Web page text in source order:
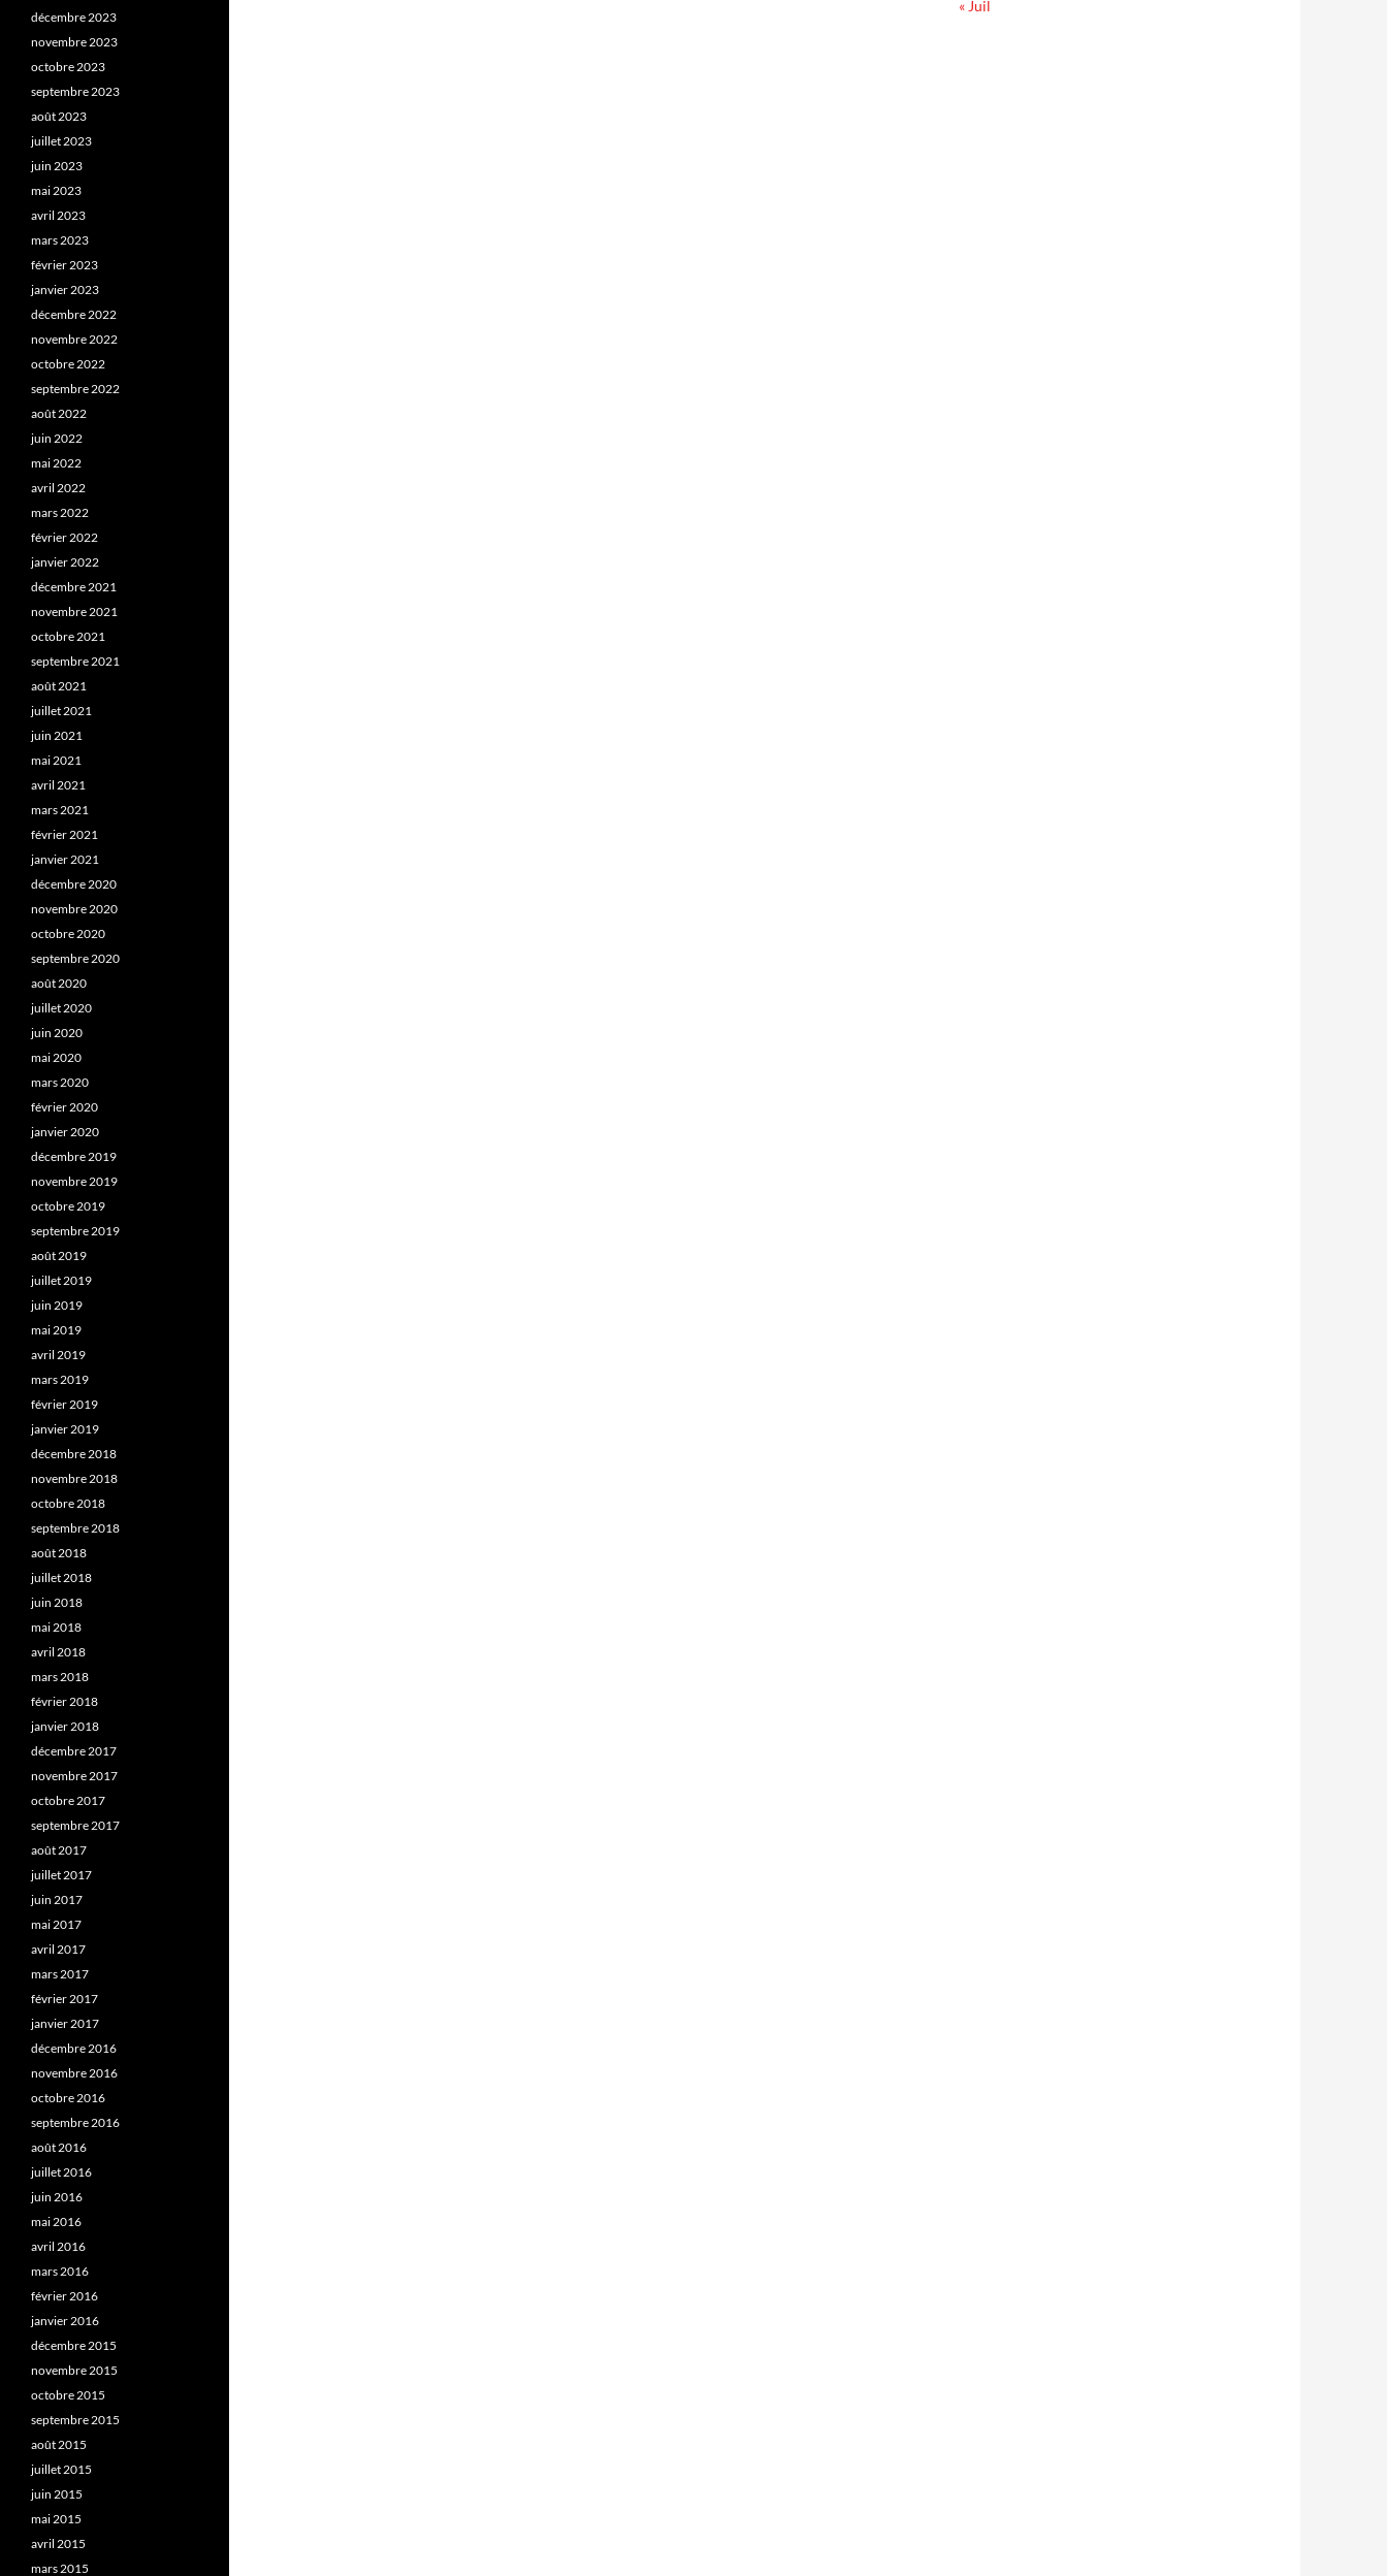
« Juil
décembre 2023
novembre 2023
octobre 2023
septembre 2023
août 2023
juillet 2023
juin 2023
mai 2023
avril 2023
mars 2023
février 2023
janvier 2023
décembre 2022
novembre 2022
octobre 2022
septembre 2022
août 2022
juin 2022
mai 2022
avril 2022
mars 2022
février 2022
janvier 2022
décembre 2021
novembre 2021
octobre 2021
septembre 2021
août 2021
juillet 2021
juin 2021
mai 2021
avril 2021
mars 2021
février 2021
janvier 2021
décembre 2020
novembre 2020
octobre 2020
septembre 2020
août 2020
juillet 2020
juin 2020
mai 2020
mars 2020
février 2020
janvier 2020
décembre 2019
novembre 2019
octobre 2019
septembre 2019
août 2019
juillet 2019
juin 2019
mai 2019
avril 2019
mars 2019
février 2019
janvier 2019
décembre 2018
novembre 2018
octobre 2018
septembre 2018
août 2018
juillet 2018
juin 2018
mai 2018
avril 2018
mars 2018
février 2018
janvier 2018
décembre 2017
novembre 2017
octobre 2017
septembre 2017
août 2017
juillet 2017
juin 2017
mai 2017
avril 2017
mars 2017
février 2017
janvier 2017
décembre 2016
novembre 2016
octobre 2016
septembre 2016
août 2016
juillet 2016
juin 2016
mai 2016
avril 2016
mars 2016
février 2016
janvier 2016
décembre 2015
novembre 2015
octobre 2015
septembre 2015
août 2015
juillet 2015
juin 2015
mai 2015
avril 2015
mars 2015